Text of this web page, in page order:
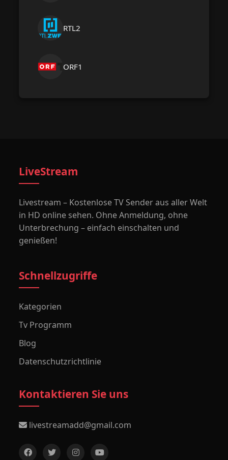
RTL2
ORF1
LiveStream
Livestream – Kostenlose TV Sender aus aller Welt
in HD online sehen. Ohne Anmeldung, ohne
Unterbrechung – einfach einschalten und
genießen!
Schnellzugriffe
Kategorien
Tv Programm
Blog
Datenschutzrichtlinie
Kontaktieren Sie uns
livestreamadd@gmail.com